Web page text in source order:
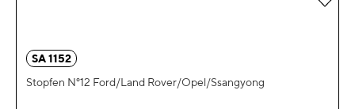
SA 1152
Stopfen N°12 Ford/Land Rover/Opel/Ssangyong